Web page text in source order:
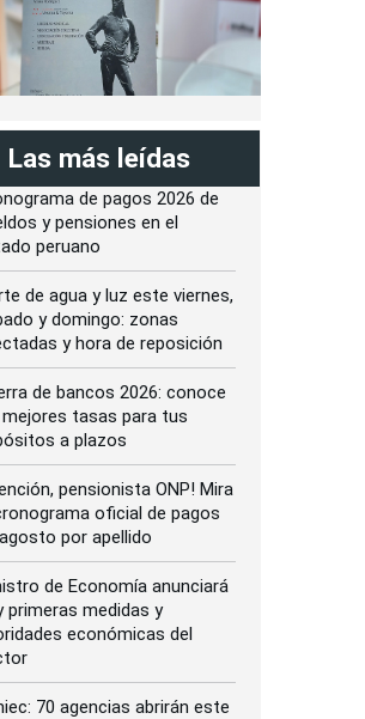
Las más leídas
de pagos 2026 de
y pensiones en el
peruano
de agua y luz este viernes,
y domingo: zonas
y hora de reposición
de bancos 2026: conoce
tasas para tus
a plazos
pensionista ONP! Mira
oficial de pagos
por apellido
de Economía anunciará
primeras medidas y
económicas del
70 agencias abrirán este